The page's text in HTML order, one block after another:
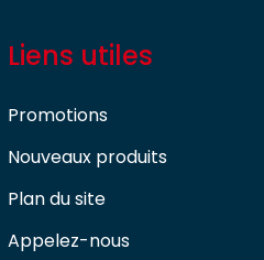
Liens utiles
Promotions
Nouveaux produits
Plan du site
Appelez-nous